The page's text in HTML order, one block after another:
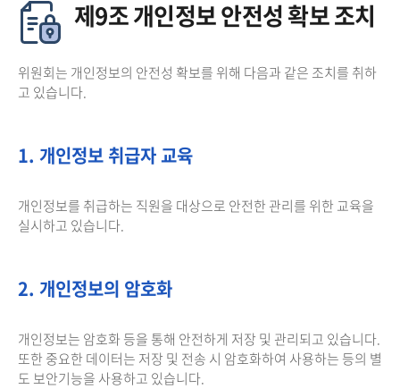
제9조 개인정보 안전성 확보 조치
위원회는 개인정보의 안전성 확보를 위해 다음과 같은 조치를 취하
고 있습니다.
1. 개인정보 취급자 교육
개인정보를 취급하는 직원을 대상으로 안전한 관리를 위한 교육을
실시하고 있습니다.
2. 개인정보의 암호화
개인정보는 암호화 등을 통해 안전하게 저장 및 관리되고 있습니다.
또한 중요한 데이터는 저장 및 전송 시 암호화하여 사용하는 등의 별
도 보안기능을 사용하고 있습니다.